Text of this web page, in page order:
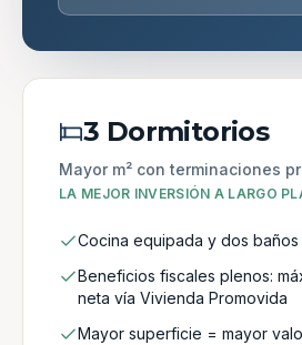
3 Dormitorios
Mayor m² con terminaciones
LA MEJOR INVERSIÓN A LARGO
Cocina equipada y dos
Beneficios fiscales plenos:
neta vía Vivienda Promovida
Mayor superficie = mayor